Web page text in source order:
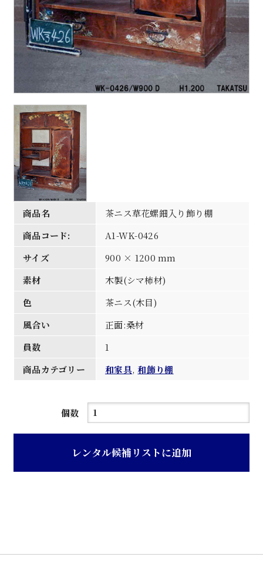
商品名
茶ニス草花螺鈿入り飾り棚
商品コード:
A1-WK-0426
サイズ
900 × 1200 mm
素材
木製(シマ柿材)
色
茶ニス(木目)
風合い
正面:桑材
員数
1
商品カテゴリー
和家具,和飾り棚
個数
茶
草
レンタル候補リストに追加